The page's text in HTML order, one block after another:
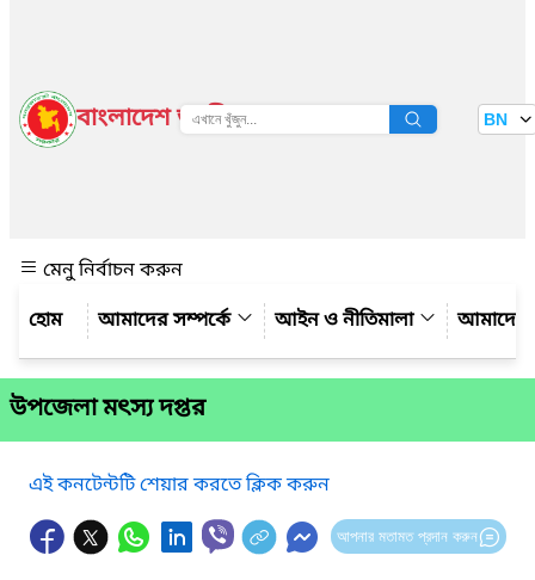
বাংলাদেশ জাতীয় তথ্য বাতায়ন BN
মেনু নির্বাচন করুন
আমাদের সম্পর্কে
আইন ও নীতিমালা আমাদের
উপজেলা মৎস্য দপ্তর
এই কনটেন্টটি শেয়ার করতে ক্লিক করুন
আপনার মতামত প্রদান করুন